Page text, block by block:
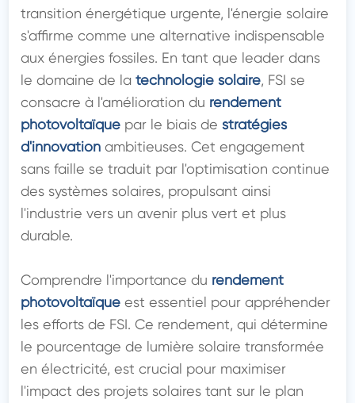
transition énergétique urgente, l'énergie solaire
s'affirme comme une alternative indispensable
aux énergies fossiles. En tant que leader dans
le domaine de la technologie solaire, FSI se
consacre à l'amélioration du rendement
photovoltaïque par le biais de stratégies
d'innovation ambitieuses. Cet engagement
sans faille se traduit par l'optimisation continue
des systèmes solaires, propulsant ainsi
l'industrie vers un avenir plus vert et plus
durable.
Comprendre l'importance du rendement
photovoltaïque est essentiel pour appréhender
les efforts de FSI. Ce rendement, qui détermine
le pourcentage de lumière solaire transformée
en électricité, est crucial pour maximiser
l'impact des projets solaires tant sur le plan